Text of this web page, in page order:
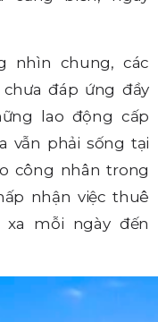
nhìn chung, các
đáp ứng đầy
lao động cấp
vẫn phải sống tại
công nhân trong
nhận việc thuê
xa mỗi ngày đến